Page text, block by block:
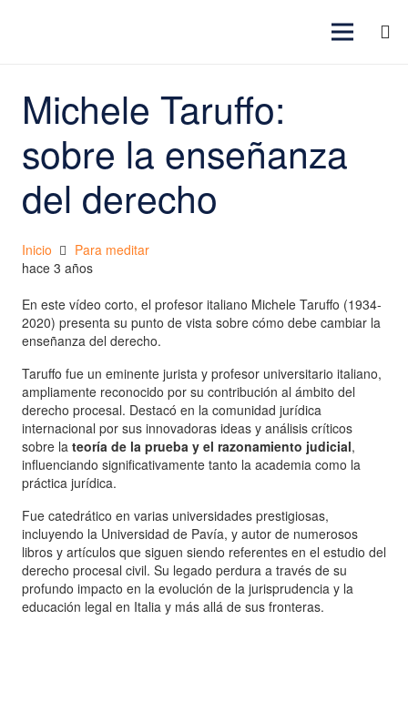
Michele Taruffo:
sobre la enseñanza
del derecho
Inicio
Para meditar
hace 3 años
En este vídeo corto, el profesor italiano Michele Taruffo (1934-
2020) presenta su punto de vista sobre cómo debe cambiar la
enseñanza del derecho.
Taruffo fue un eminente jurista y profesor universitario italiano,
ampliamente reconocido por su contribución al ámbito del
derecho procesal. Destacó en la comunidad jurídica
internacional por sus innovadoras ideas y análisis críticos
sobre la teoría de la prueba y el razonamiento judicial,
influenciando significativamente tanto la academia como la
práctica jurídica.
Fue catedrático en varias universidades prestigiosas,
incluyendo la Universidad de Pavía, y autor de numerosos
libros y artículos que siguen siendo referentes en el estudio del
derecho procesal civil. Su legado perdura a través de su
profundo impacto en la evolución de la jurisprudencia y la
educación legal en Italia y más allá de sus fronteras.